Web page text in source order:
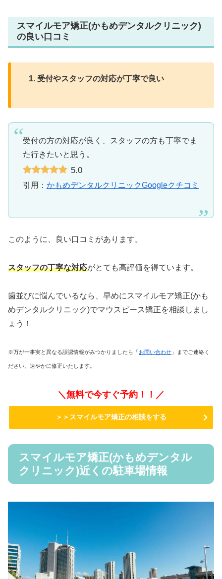
スマイルモア矯正(かもめデンタルクリニック)
の良い口コミ
受付やスタッフの対応が丁寧で良い
受付の方の対応が良く、スタッフの方も丁寧でま
た行きたいと思う。
5.0
引用： かもめデンタルクリニックGoogleクチコミ
このように、良い口コミがあります。
スタッフの丁寧な対応がとても高評価を得ています。
歯並びに悩んでいるなら、早めにスマイルモア矯正(かも
めデンタルクリニック)でマウスピース矯正を相談しまし
ょう！
※万が一事実と異なる誤認情報がみつかりましたら「 お問い合わせ 」までご連絡く
ださい。速やかに修正いたします。
＼無料で今すぐ予約！！／
＞＞スマイルモア矯正の相談をする
スマイルモア矯正(かもめデンタル
クリニック)近くの駐車場情報